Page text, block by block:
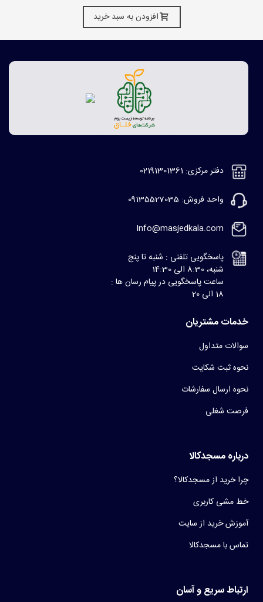
افزودن به سبد خرید
دفتر مرکزی: 02191301361
واحد فروش: 09135527035
Info@masjedkala.com
پاسخگویی تلفنی : شنبه تا پنج
شنبه، 8:30 الی 14:30
ساعت پاسخگویی در پیام رسان ها :
18 الی 20
خدمات مشتریان
سوالات متداول
نحوه ثبت شکایت
نحوه ارسال سفارشات
فرصت شغلی
درباره مسجدکالا
چرا خرید از مسجدکالا؟
خط مشی کاربری
آموزش خرید از سایت
تماس با مسجدکالا
ارتباط سریع و آسان